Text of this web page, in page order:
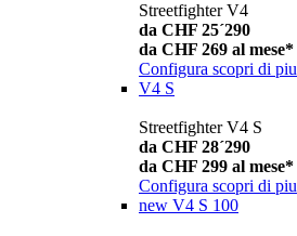
Streetfighter V4
da CHF 25´290
da CHF 269 al mese*
Configura scopri di piu
V4 S
Streetfighter V4 S
da CHF 28´290
da CHF 299 al mese*
Configura scopri di piu
new V4 S 100